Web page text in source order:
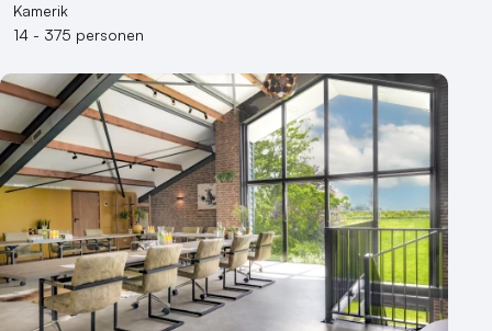
Groene locatie
Heisessie
Hotel
Hybride events
Industriële locatie
Kasteel en landgoed
Kleine / intieme locatie
Locaties aan zee
Museum
Theater
Varende locatie
Kamerik
14 - 375 personen